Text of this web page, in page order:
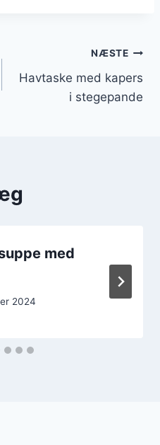
NÆSTE
Havtaske med kapers
i stegepande
med
2024